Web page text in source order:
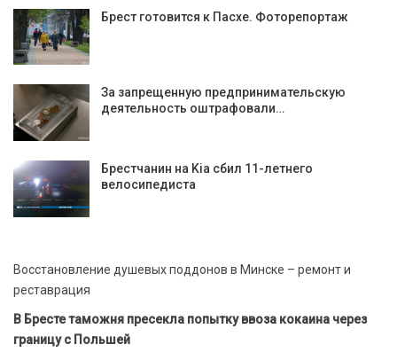
Брест готовится к Пасхе. Фоторепортаж
За запрещенную предпринимательскую
деятельность оштрафовали…
Брестчанин на Kia сбил 11-летнего
велосипедиста
Восстановление душевых поддонов в Минске – ремонт и
реставрация
В Бресте таможня пресекла попытку ввоза кокаина через
границу с Польшей